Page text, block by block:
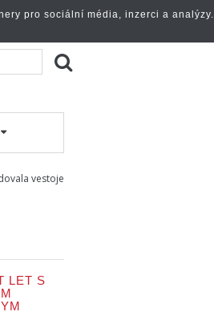
vestoje
LET S
pro sociální média, inzerci a analýzy.